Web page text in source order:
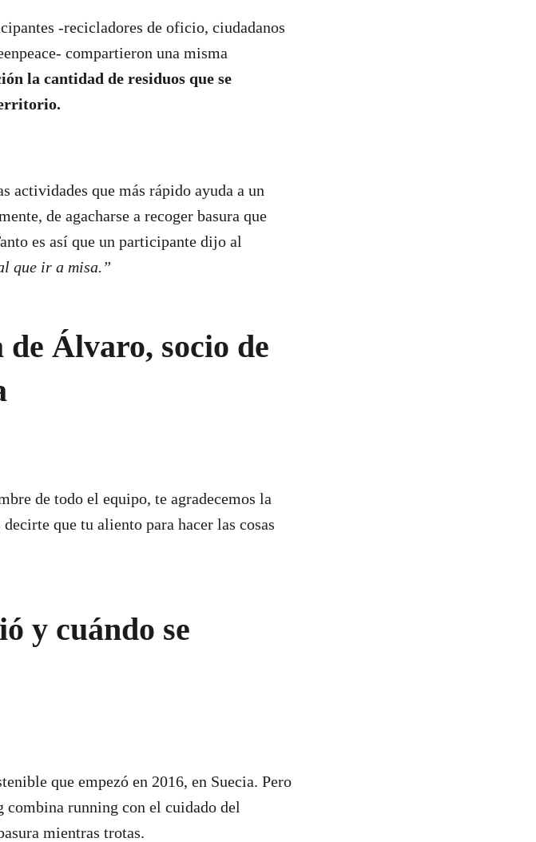
-recicladores de oficio, ciudadanos
compartieron una misma
la cantidad de residuos que se
actividades que más rápido ayuda a un
de agacharse a recoger basura que
es así que un participante dijo al
que ir a misa.”
Álvaro, socio de
de todo el equipo, te agradecemos la
que tu aliento para hacer las cosas
y cuándo se
que empezó en 2016, en Suecia. Pero
running con el cuidado del
mientras trotas.